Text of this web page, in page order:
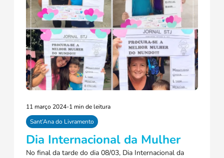
11 março 2024-1 min de leitura
Sant’Ana do Livramento
Dia Internacional da Mulher
No final da tarde do dia 08/03, Dia Internacional da